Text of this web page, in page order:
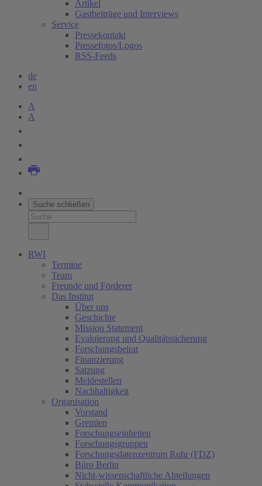
Artikel
Gastbeiträge und Interviews
Service
Pressekontakt
Pressefotos/Logos
RSS-Feeds
de
en
A
A
Suche schließen
RWI
Termine
Team
Freunde und Förderer
Das Institut
Über uns
Geschichte
Mission Statement
Evaluierung und Qualitätssicherung
Forschungsbeirat
Finanzierung
Satzung
Meldestellen
Nachhaltigkeit
Organisation
Vorstand
Gremien
Forschungseinheiten
Forschungsgruppen
Forschungsdatenzentrum Ruhr (FDZ)
Büro Berlin
Nicht-wissenschaftliche Abteilungen